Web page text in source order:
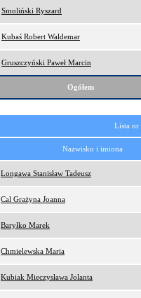
Smoliński Ryszard
Kubaś Robert Waldemar
Gruszczyński Paweł Marcin
Ogółem
Lista
Nazwisko i imiona
Longawa Stanisław Tadeusz
Cal Grażyna Joanna
Baryłko Marek
Chmielewska Maria
Kubiak Mieczysława Jolanta